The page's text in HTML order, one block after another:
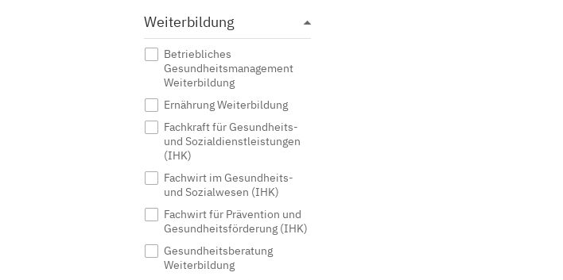
Weiterbildung
Betriebliches
Gesundheitsmanagement
Weiterbildung
Ernährung Weiterbildung
Fachkraft für Gesundheits-
und Sozialdienstleistungen
(IHK)
Fachwirt im Gesundheits-
und Sozialwesen (IHK)
Fachwirt für Prävention und
Gesundheitsförderung (IHK)
Gesundheitsberatung
Weiterbildung